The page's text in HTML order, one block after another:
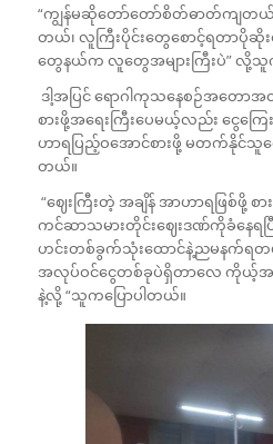
“ကျွန်မဆိုတော်တော်စိတ်ဓာတ်ကျတ
တယ်၊ လူကြီးပိုင်းတွေစောင့်ရတာပို
တွေနယ်က လူတွေအများကြီးပဲ” လို့
ဒါ့အပြင် ရောဂါကုသနေစဉ်အတော
စားဖို့အရေးကြီးပေမယ့်လည်း ငွေ
ဟာရပြည့်ဝအောင်စားဖို့ မတက်နိုင်သူ
တယ်။
“ဈေးကြီးတဲ့ အချိန် အာဟာရဖြစ်ဖို့
ကင်ဆာသမားတိုင်းဈေးဒဏ်ကိုခံနေရ
ဟင်းတစ်ခွက်သုံးထောင်နဲ့ညမနက်ရတ
အလုပ်ဝင်ငွေတစ်ခုပဲရှိတာလေ ကိုယ့်အ
နဲ့လို့ “သူကပြောပါတယ်။